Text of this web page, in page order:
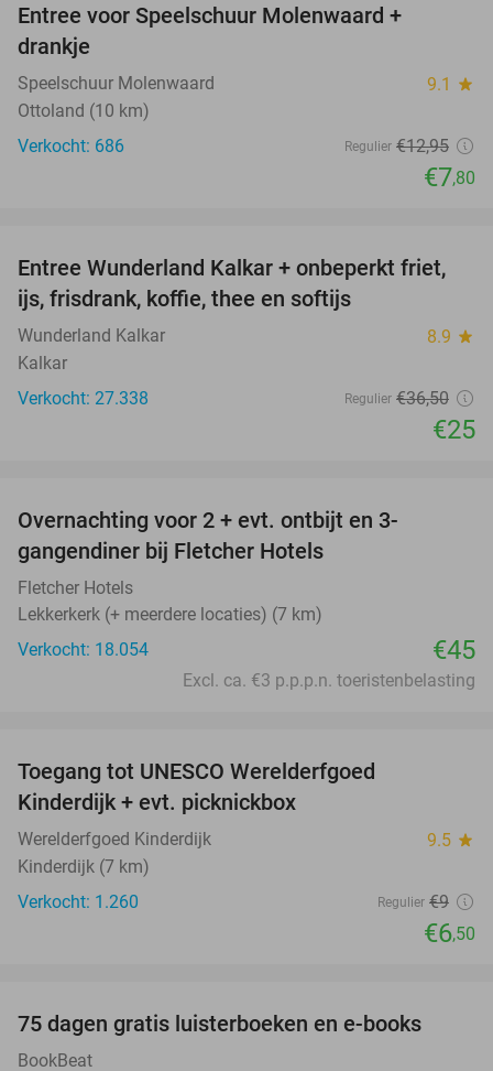
Entree voor Speelschuur Molenwaard +
drankje
Speelschuur Molenwaard 9.1 star
Ottoland (10 km)
Verkocht: 686
Regulier €12,95
€7,80
32%
Entree Wunderland Kalkar + onbeperkt friet,
ijs, frisdrank, koffie, thee en softijs
Wunderland Kalkar 8.9 star
Kalkar
Verkocht: 27.338
Regulier €36,50
€25
Overnachting voor 2 + evt. ontbijt en 3-
gangendiner bij Fletcher Hotels
Fletcher Hotels
Lekkerkerk (+ meerdere locaties) (7 km)
Verkocht: 18.054
€45
Excl. ca. €3 p.p.p.n. toeristenbelasting
Toegang tot UNESCO Werelderfgoed
Kinderdijk + evt. picknickbox
Werelderfgoed Kinderdijk 9.5 star
Kinderdijk (7 km)
Verkocht: 1.260
Regulier €9
€6,50
75 dagen gratis luisterboeken en e-books
BookBeat